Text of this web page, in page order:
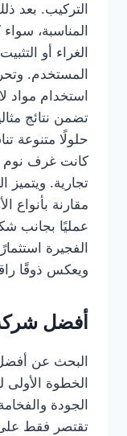
التركيب. بعد
المناسبة،
الغراء أو
المستخدم.
استخدام مواد
تضمن نتائج
حلولًا متنوعة
كانت غرف نوم
تجارية. ويتميز
مقارنة بأنواع
عمليًا بجانب
الفجيرة
ويعكس ذوقًا
أفضل
البحث عن
الخطوة
الجودة
تقتصر فقط على